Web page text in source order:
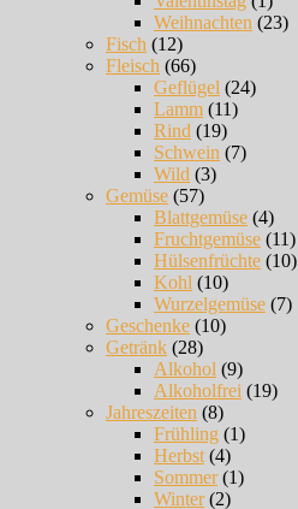
Weihnachten (23)
Fisch (12)
Fleisch (66)
Geflügel (24)
Lamm (11)
Rind (19)
Schwein (7)
Wild (3)
Gemüse (57)
Blattgemüse (4)
Fruchtgemüse (11)
Hülsenfrüchte (10)
Kohl (10)
Wurzelgemüse (7)
Geschenke (10)
Getränk (28)
Alkohol (9)
Alkoholfrei (19)
Jahreszeiten (8)
Frühling (1)
Herbst (4)
Sommer(1)
Winter(2)